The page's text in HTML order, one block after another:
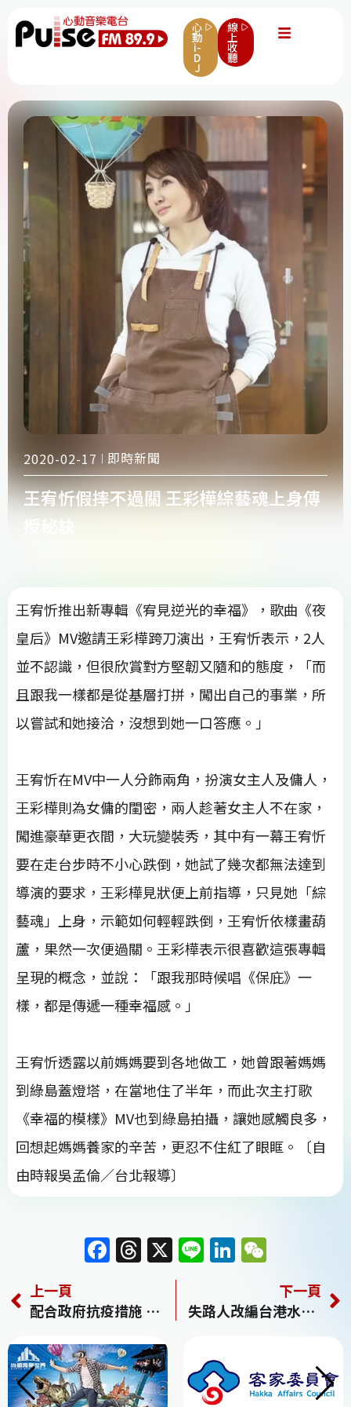
心
動
i-
D
J
線
上
收
聽
2020-02-17 即時新聞
王宥忻假摔不過關 王彩樺綜藝魂上身傳
授秘訣
王宥忻推出新專輯《宥見逆光的幸福》，歌曲《夜
皇后》MV邀請王彩樺跨刀演出，王宥忻表示，2人
並不認識，但很欣賞對方堅韌又隨和的態度，「而
且跟我一樣都是從基層打拼，闖出自己的事業，所
以嘗試和她接洽，沒想到她一口答應。」
王宥忻在MV中一人分飾兩角，扮演女主人及傭人，
王彩樺則為女傭的閨密，兩人趁著女主人不在家，
闖進豪華更衣間，大玩變裝秀，其中有一幕王宥忻
要在走台步時不小心跌倒，她試了幾次都無法達到
導演的要求，王彩樺見狀便上前指導，只見她「綜
藝魂」上身，示範如何輕輕跌倒，王宥忻依樣畫葫
蘆，果然一次便過關。王彩樺表示很喜歡這張專輯
呈現的概念，並說：「跟我那時候唱《保庇》一
樣，都是傳遞一種幸福感。」
王宥忻透露以前媽媽要到各地做工，她曾跟著媽媽
到綠島蓋燈塔，在當地住了半年，而此次主打歌
《幸福的模樣》MV也到綠島拍攝，讓她感觸良多，
回想起媽媽養家的辛苦，更忍不住紅了眼眶。〔自
由時報吳孟倫／台北報導〕
F
c
e
b
o
T
re
a
d
s
X Li
e
Li
k
e
n
C
h
上一頁
配合政府抗疫措施 黃品源鐵漢照唱
下一頁
失路人改編台港水泥藏屍案 石知田苦練粵語